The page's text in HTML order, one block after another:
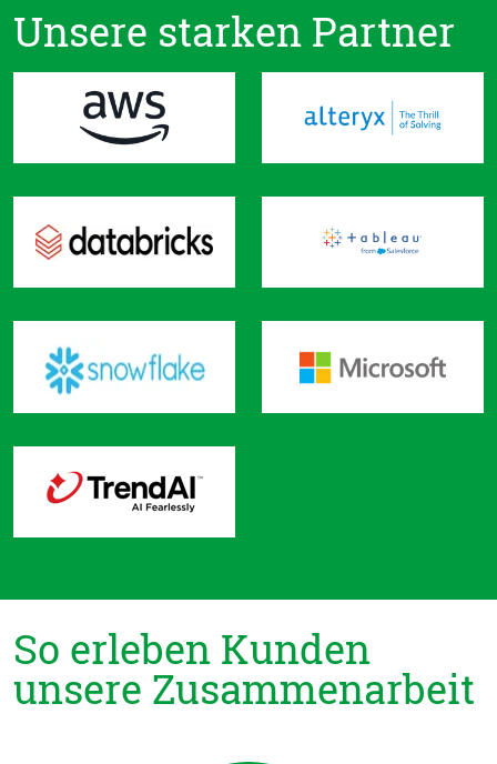
Unsere starken Partner
überspringen
So erleben Kunden
unsere Zusammenarbeit